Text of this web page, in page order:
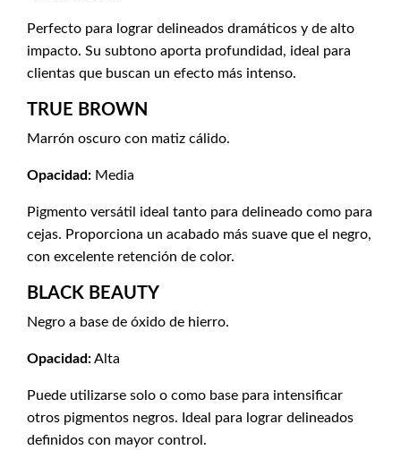
Perfecto para lograr delineados dramáticos y de alto
impacto. Su subtono aporta profundidad, ideal para
clientas que buscan un efecto más intenso.
TRUE BROWN
Marrón oscuro con matiz cálido.
Opacidad: Media
Pigmento versátil ideal tanto para delineado como para
cejas. Proporciona un acabado más suave que el negro,
con excelente retención de color.
BLACK BEAUTY
Negro a base de óxido de hierro.
Opacidad:Alta
Puede utilizarse solo o como base para intensificar
otros pigmentos negros. Ideal para lograr delineados
definidos con mayor control.